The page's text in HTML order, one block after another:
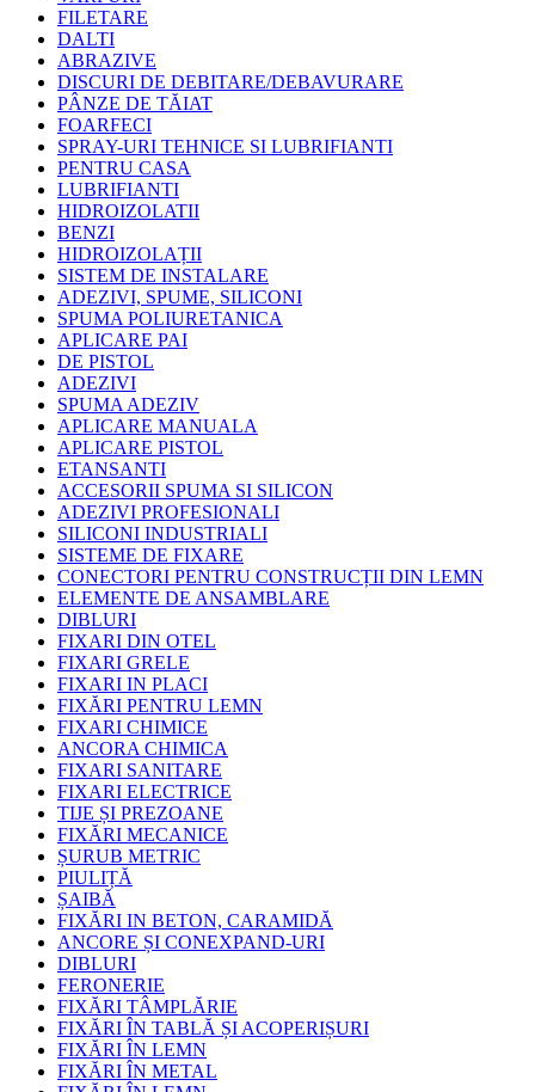
FILETARE
DALTI
ABRAZIVE
DISCURI DE DEBITARE/DEBAVURARE
PÂNZE DE TĂIAT
FOARFECI
SPRAY-URI TEHNICE SI LUBRIFIANTI
PENTRU CASA
LUBRIFIANTI
HIDROIZOLATII
BENZI
HIDROIZOLAȚII
SISTEM DE INSTALARE
ADEZIVI, SPUME, SILICONI
SPUMA POLIURETANICA
APLICARE PAI
DE PISTOL
ADEZIVI
SPUMA ADEZIV
APLICARE MANUALA
APLICARE PISTOL
ETANSANTI
ACCESORII SPUMA SI SILICON
ADEZIVI PROFESIONALI
SILICONI INDUSTRIALI
SISTEME DE FIXARE
CONECTORI PENTRU CONSTRUCȚII DIN LEMN
ELEMENTE DE ANSAMBLARE
DIBLURI
FIXARI DIN OTEL
FIXARI GRELE
FIXARI IN PLACI
FIXĂRI PENTRU LEMN
FIXARI CHIMICE
ANCORA CHIMICA
FIXARI SANITARE
FIXARI ELECTRICE
TIJE ȘI PREZOANE
FIXĂRI MECANICE
ȘURUB METRIC
PIULIȚĂ
ȘAIBĂ
FIXĂRI IN BETON, CARAMIDĂ
ANCORE ȘI CONEXPAND-URI
DIBLURI
FERONERIE
FIXĂRI TÂMPLĂRIE
FIXĂRI ÎN TABLĂ ȘI ACOPERIȘURI
FIXĂRI ÎN LEMN
FIXĂRI ÎN METAL